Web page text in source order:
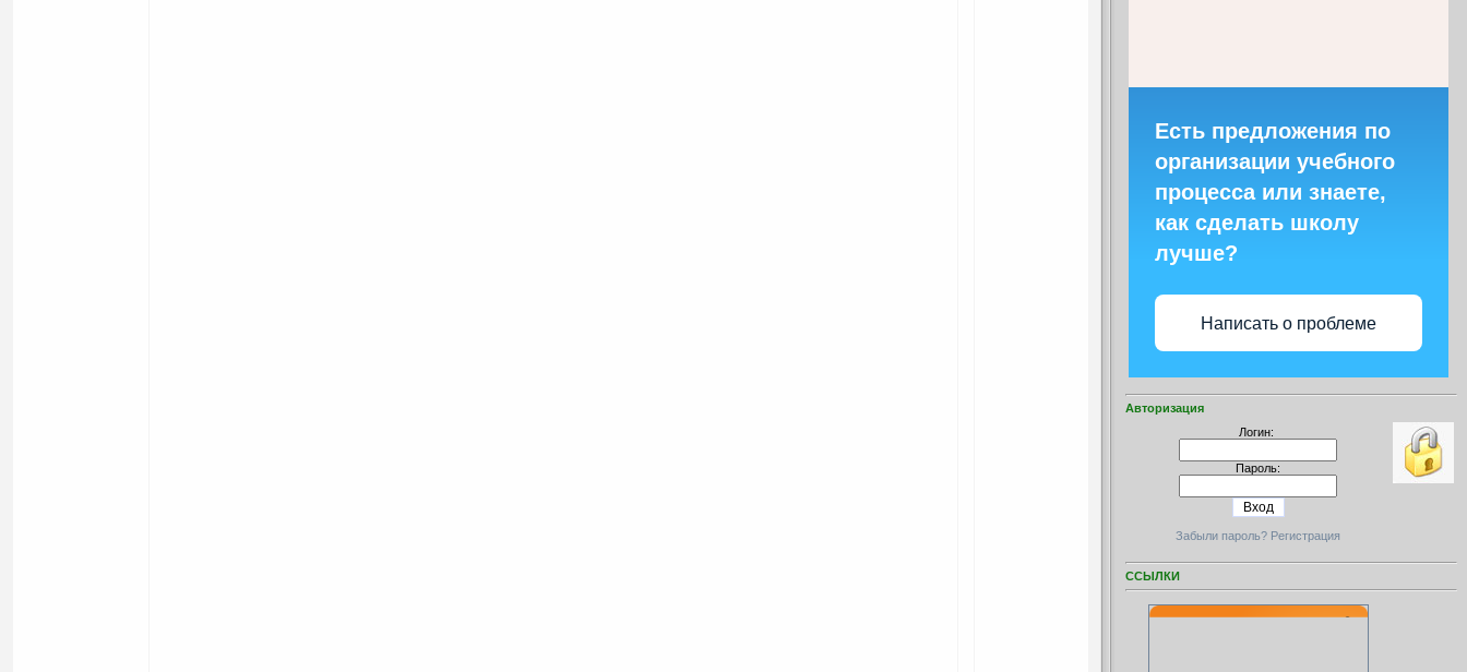
Есть предложения по
организации учебного
процесса или знаете,
как сделать школу
лучше?
Написать о проблеме
Авторизация
Логин:
Пароль:
Забыли пароль? Регистрация
ССЫЛКИ